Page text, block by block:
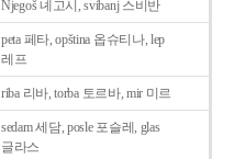
Njegoš 녜고시, svibanj 스비반
peta 페타, opština 옵슈티나, lep
레프
riba 리바, torba 토르바, mir 미르
sedam 세담, posle 포슬레, glas
글라스